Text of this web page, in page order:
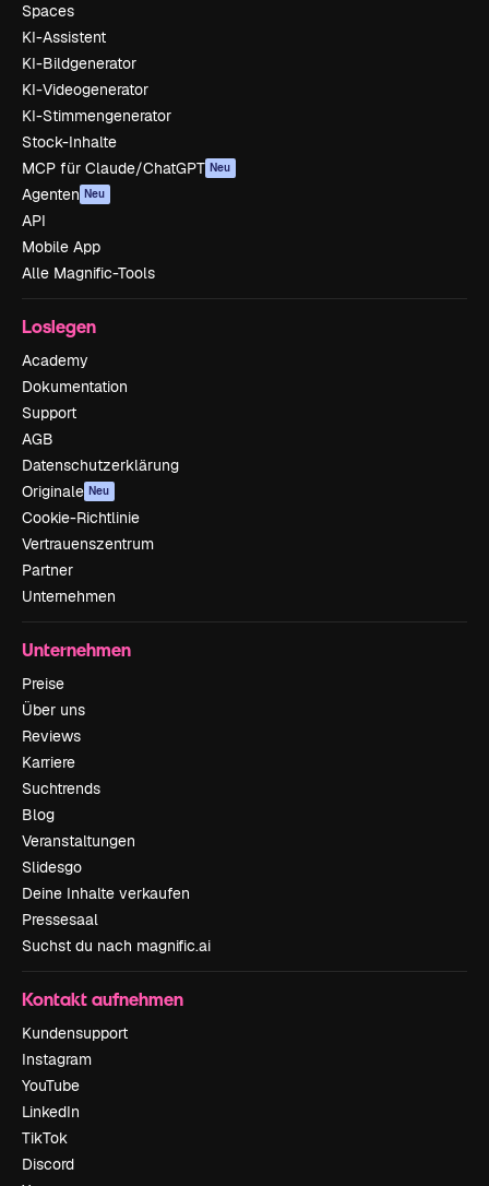
Spaces
KI-Assistent
KI-Bildgenerator
KI-Videogenerator
KI-Stimmengenerator
Stock-Inhalte
MCP für Claude/ChatGPT Neu
Agenten Neu
API
Mobile App
Alle Magnific-Tools
Loslegen
Academy
Dokumentation
Support
AGB
Datenschutzerklärung
Originale Neu
Cookie-Richtlinie
Vertrauenszentrum
Partner
Unternehmen
Unternehmen
Preise
Über uns
Reviews
Karriere
Suchtrends
Blog
Veranstaltungen
Slidesgo
Deine Inhalte verkaufen
Pressesaal
Suchst du nach magnific.ai
Kontakt aufnehmen
Kundensupport
Instagram
YouTube
LinkedIn
TikTok
Discord